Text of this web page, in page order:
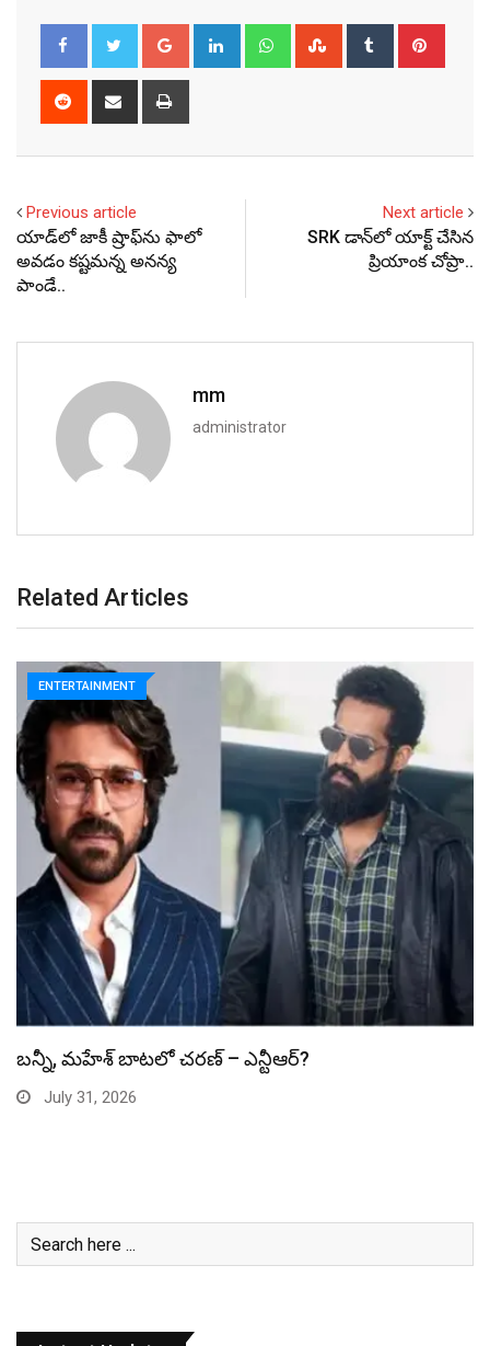
Google+ LinkedIn WhatsappStumbleUpon
Tumblr
Reddit
Share
Previous article
యాడ్‌లో జాకీ ష్రాఫ్‌ను ఫాలో
అవడం కష్టమన్న అనన్య
పాండే..
Next article
SRK డాన్‌లో యాక్ట్ చేసిన
ప్రియాంక చోప్రా..
mm
administrator
Related Articles
ENTERTAINMENT
స్పైడర్ మ్యాన్ బాక్సాఫీస్ రికార్డు బద్దలు
July 31, 2026